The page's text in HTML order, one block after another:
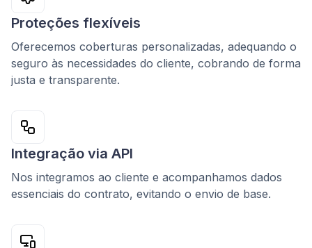
Proteções flexíveis
Oferecemos coberturas personalizadas, adequando o
seguro às necessidades do cliente, cobrando de forma
justa e transparente.
Integração via API
Nos integramos ao cliente e acompanhamos dados
essenciais do contrato, evitando o envio de base.